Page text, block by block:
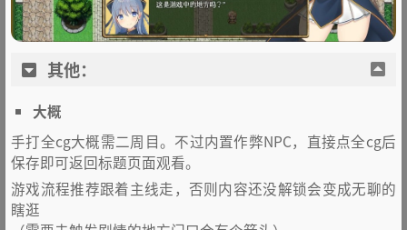
其他：
大概
手打全cg大概需二周目。不过内置作弊NPC，直接点全cg后
保存即可返回标题页面观看。
游戏流程推荐跟着主线走，否则内容还没解锁会变成无聊的
瞎逛